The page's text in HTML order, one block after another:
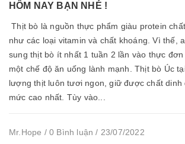
HÔM NAY BẠN NHÉ !
Thịt bò là nguồn thực phẩm giàu protein
như các loại vitamin và chất khoáng. Vì thế,
sung thịt bò ít nhất 1 tuần 2 lần vào thực
một chế độ ăn uống lành mạnh. Thịt bò Úc
lượng thịt luôn tươi ngon, giữ được chất
mức cao nhất. Tùy vào...
Mr.Hope / 0 Bình luận / 23/07/2022